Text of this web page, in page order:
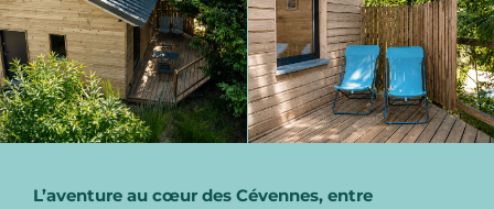
L’aventure au cœur des Cévennes, entre